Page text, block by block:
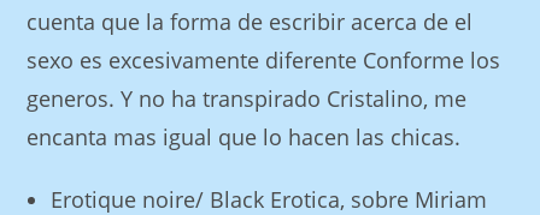
cuenta que la forma de escribir acerca de el
sexo es excesivamente diferente Conforme los
generos. Y no ha transpirado Cristalino, me
encanta mas igual que lo hacen las chicas.
Erotique noire/ Black Erotica, sobre Miriam